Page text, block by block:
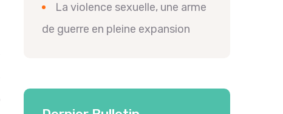
La violence sexuelle, une arme
de guerre en pleine expansion